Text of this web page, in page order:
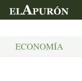
ECONOMÍA